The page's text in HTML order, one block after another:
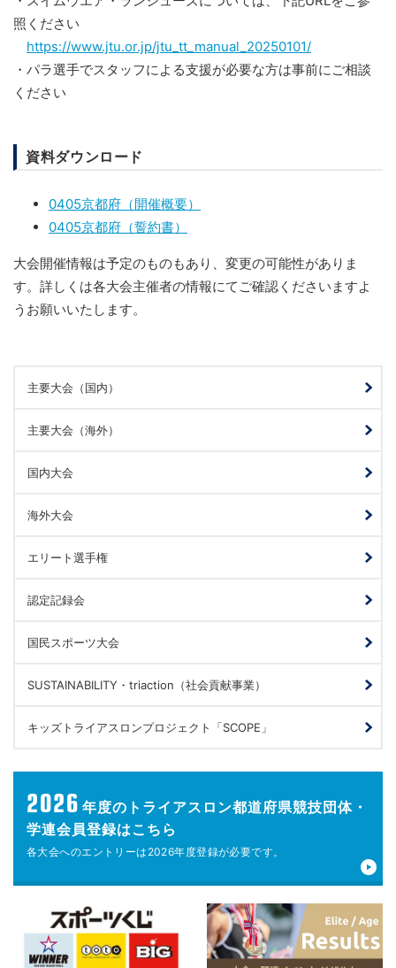
照ください
https://www.jtu.or.jp/jtu_tt_manual_20250101/
・パラ選手でスタッフによる支援が必要な方は事前にご相談
ください
資料ダウンロード
0405京都府（開催概要）
0405京都府（誓約書）
大会開催情報は予定のものもあり、変更の可能性がありま
す。詳しくは各大会主催者の情報にてご確認くださいますよ
うお願いいたします。
主要大会（国内）
主要大会（海外）
国内大会
海外大会
エリート選手権
認定記録会
国民スポーツ大会
SUSTAINABILITY・triaction（社会貢献事業）
キッズトライアスロンプロジェクト「SCOPE」
2026 年度の トライアスロン都道府県競技団体・
学連会員登録はこちら
各大会へのエントリーは 2026年度登録が必要です。